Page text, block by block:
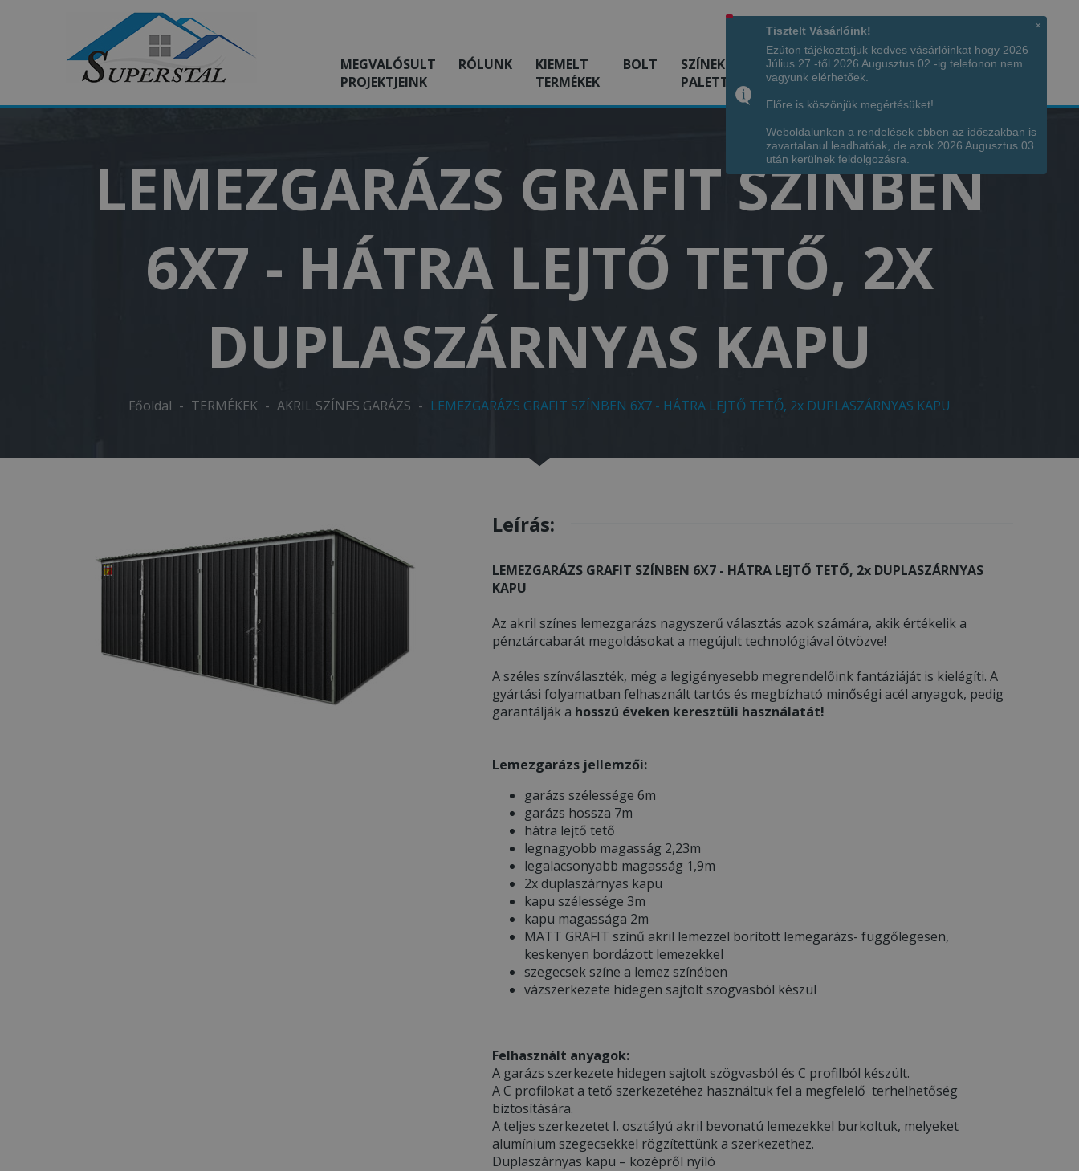
Hívjon minket!
MEGVALÓSULT
PROJEKTJEINK
RÓLUNK
KIEMELT
TERMÉKEK
BOLT
SZÍNEK
PALETTÁJA
KÉPGALÉRIA INFÓ ELÉRHETŐSÉG
LEMEZGARÁZS GRAFIT SZÍNBEN
6X7 - HÁTRA LEJTŐ TETŐ, 2X
DUPLASZÁRNYAS KAPU
Főoldal - TERMÉKEK - AKRIL SZÍNES GARÁZS - LEMEZGARÁZS GRAFIT SZÍNBEN 6X7 - HÁTRA LEJTŐ TETŐ, 2x DUPLASZÁRNYAS KAPU
Leírás:
LEMEZGARÁZS GRAFIT SZÍNBEN 6X7 - HÁTRA LEJTŐ TETŐ, 2x DUPLASZÁRNYAS
KAPU
Az akril színes lemezgarázs nagyszerű választás azok számára, akik értékelik a
pénztárcabarát megoldásokat a megújult technológiával ötvözve!
A széles színválaszték, még a legigényesebb megrendelőink fantáziáját is kielégíti. A
gyártási folyamatban felhasznált tartós és megbízható minőségi acél anyagok, pedig
garantálják a hosszú éveken keresztüli használatát!
Lemezgarázs jellemzői:
garázs szélessége 6m
garázs hossza 7m
hátra lejtő tető
legnagyobb magasság 2,23m
legalacsonyabb magasság 1,9m
2x duplaszárnyas kapu
kapu szélessége 3m
kapu magassága 2m
MATT GRAFIT színű akril lemezzel borított lemegarázs- függőlegesen,
keskenyen bordázott lemezekkel
szegecsek színe a lemez színében
vázszerkezete hidegen sajtolt szögvasból készül
Felhasznált anyagok:
A garázs szerkezete hidegen sajtolt szögvasból és C profilból készült.
A C profilokat a tető szerkezetéhez használtuk fel a megfelelő terhelhetőség
biztosítására.
A teljes szerkezetet I. osztályú akril bevonatú lemezekkel burkoltuk, melyeket
alumínium szegecsekkel rögzítettünk a szerkezethez.
Duplaszárnyas kapu – középről nyíló
×
Tisztelt Vásárlóink!
Ezúton tájékoztatjuk kedves vásárlóinkat hogy 2026
Július 27.-től 2026 Augusztus 02.-ig telefonon nem
vagyunk elérhetőek.
Előre is köszönjük megértésüket!
Weboldalunkon a rendelések ebben az időszakban is
zavartalanul leadhatóak, de azok 2026 Augusztus 03.
után kerülnek feldolgozásra.